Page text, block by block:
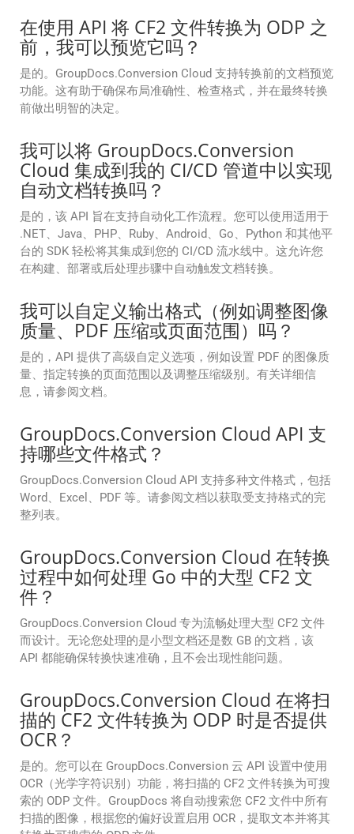
在使用 API 将 CF2 文件转换为 ODP 之
前，我可以预览它吗？
是的。GroupDocs.Conversion Cloud 支持转换前的文档预览
功能。这有助于确保布局准确性、检查格式，并在最终转换
前做出明智的决定。
我可以将 GroupDocs.Conversion
Cloud 集成到我的 CI/CD 管道中以实现
自动文档转换吗？
是的，该 API 旨在支持自动化工作流程。您可以使用适用于
.NET、Java、PHP、Ruby、Android、Go、Python 和其他平
台的 SDK 轻松将其集成到您的 CI/CD 流水线中。这允许您
在构建、部署或后处理步骤中自动触发文档转换。
我可以自定义输出格式（例如调整图像
质量、PDF 压缩或页面范围）吗？
是的，API 提供了高级自定义选项，例如设置 PDF 的图像质
量、指定转换的页面范围以及调整压缩级别。有关详细信
息，请参阅文档。
GroupDocs.Conversion Cloud API 支
持哪些文件格式？
GroupDocs.Conversion Cloud API 支持多种文件格式，包括
Word、Excel、PDF 等。请参阅文档以获取受支持格式的完
整列表。
GroupDocs.Conversion Cloud 在转换
过程中如何处理 Go 中的大型 CF2 文
件？
GroupDocs.Conversion Cloud 专为流畅处理大型 CF2 文件
而设计。无论您处理的是小型文档还是数 GB 的文档，该
API 都能确保转换快速准确，且不会出现性能问题。
GroupDocs.Conversion Cloud 在将扫
描的 CF2 文件转换为 ODP 时是否提供
OCR？
是的。您可以在 GroupDocs.Conversion 云 API 设置中使用
OCR（光学字符识别）功能，将扫描的 CF2 文件转换为可搜
索的 ODP 文件。GroupDocs 将自动搜索您 CF2 文件中所有
扫描的图像，根据您的偏好设置启用 OCR，提取文本并将其